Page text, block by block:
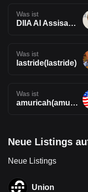
Was ist
DIIA AI Assisant(DIIA)
Was ist
lastride(lastride)
Was ist
amuricah(amuricah)
Neue Listings
Neue Listings
Union